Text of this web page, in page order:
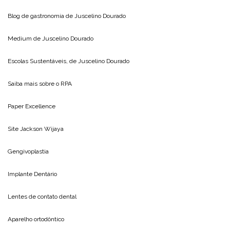
Blog de gastronomia de Juscelino Dourado
Medium de Juscelino Dourado
Escolas Sustentáveis, de Juscelino Dourado
Saiba mais sobre o RPA
Paper Excellence
Site Jackson Wijaya
Gengivoplastia
Implante Dentário
Lentes de contato dental
Aparelho ortodôntico